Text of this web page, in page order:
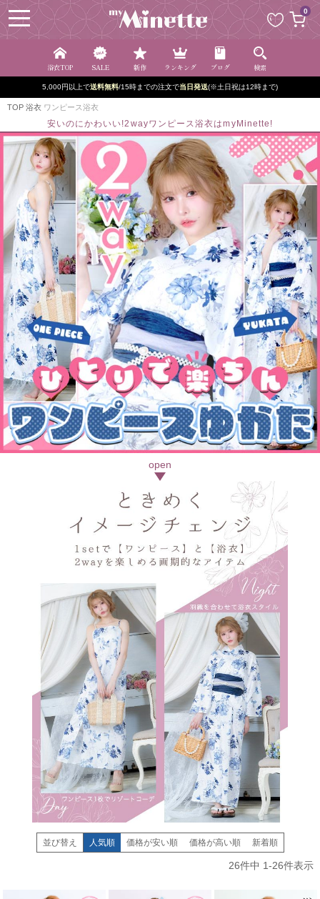
0
浴衣TOP SALE 新作 ランキング ブログ 検索
5,000円以上で送料無料/15時までの注文で当日発送(※土日祝は12時まで)
TOP 浴衣 ワンピース浴衣
安いのにかわいい!2wayワンピース浴衣はmyMinette!
並び替え 人気順 価格が安い順 価格が高い順 新着順
26件中 1-26件表示
ペー
ジト
ップ